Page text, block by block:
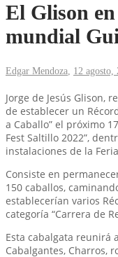
El Glison
mundial
Edgar Mendoza, 12 agosto,
Jorge de Jesús Glison,
de establecer un
a Caballo” el próximo
Fest Saltillo 2022”,
instalaciones de la
Consiste en
150 caballos,
establecerían varios
categoría “Carrera de
Esta cabalgata reunirá
Cabalgantes, Charros,